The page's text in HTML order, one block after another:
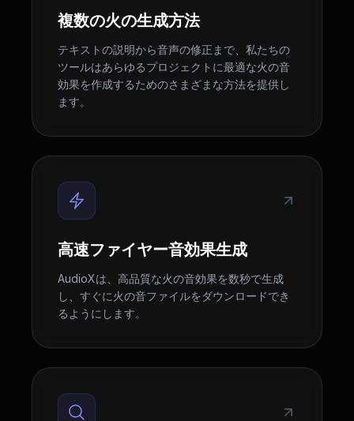
複数の火の生成方法
テキストの説明から音声の修正まで、私たちの
ツールはあらゆるプロジェクトに最適な火の音
効果を作成するためのさまざまな方法を提供し
ます。
高速ファイヤー音効果生成
AudioXは、高品質な火の音効果を数秒で生成
し、すぐに火の音ファイルをダウンロードでき
るようにします。